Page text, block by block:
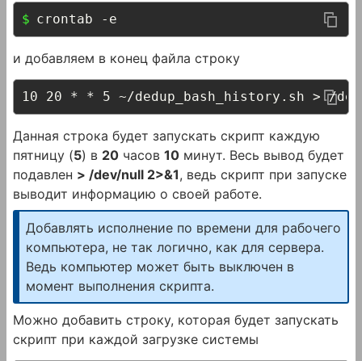
crontab -e
и добавляем в конец файла строку
10 20 * * 5 ~/dedup_bash_history.sh > /
Данная строка будет запускать скрипт каждую
пятницу (5) в 20 часов 10 минут. Весь вывод будет
подавлен > /dev/null 2>&1, ведь скрипт при запуске
выводит информацию о своей работе.
Добавлять исполнение по времени для рабочего
компьютера, не так логично, как для сервера.
Ведь компьютер может быть выключен в
момент выполнения скрипта.
Можно добавить строку, которая будет запускать
скрипт при каждой загрузке системы